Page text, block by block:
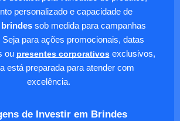
personalizado e capacidade de
brindessob medida para campanhas
para ações promocionais, datas
ou presentes corporativosexclusivos,
está preparada para atender com
excelência.
de Investir em Brindes